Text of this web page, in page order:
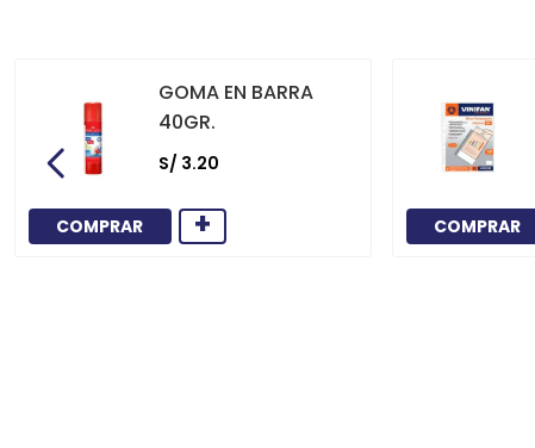
GOMA EN BARRA
40GR.
S/ 3.20
COMPRAR + COMPRAR